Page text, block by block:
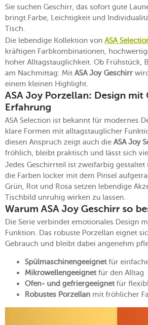
Sie suchen Geschirr, das sofort gute
bringt Farbe, Leichtigkeit und
Tisch.
Die lebendige Kollektion von ASA
kräftigen Farbkombinationen,
hoher Alltagstauglichkeit. Ob Frühstück,
am Nachmittag: Mit ASA Joy Geschirr
einem kleinen Highlight.
ASA Joy Porzellan: Design mit
Erfahrung
ASA Selection ist bekannt für modernes
klare Formen mit alltagstauglicher
diesen Anspruch zeigt auch die ASA Joy
fröhlich, bleibt praktisch und lässt sich
Jedes Geschirrteil ist zweifarbig
die Farben locker mit dem Pinsel
Grün, Rot und Rosa setzen lebendige
Tischbild unruhig wirken zu lassen.
Warum ASA Joy Geschirr so
Die Serie verbindet emotionales Design
Funktion. Das robuste Porzellan eignet
Gebrauch und bleibt dabei angenehm
Spülmaschinengeeignetfür
Mikrowellengeeignetfür den Alltag
Ofen- und gefriergeeignetfür
Robustes Porzellan mit fröhlicher